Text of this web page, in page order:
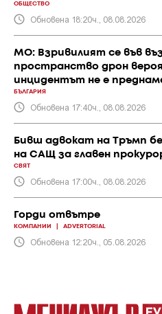
ОБЩЕСТВО
Обновена 18:20ч., 08.08.2026
МО: Взривилият се във
пространство дрон
инцидентът не е
БЪЛГАРИЯ
Обновена 17:40ч., 08.08.2026
Бивш адвокат на Тръмп
на САЩ за главен
СВЯТ
Обновена 17:00ч., 08.08.2026
Горди отвътре
КОМПАНИИ ADVERTORIAL
Обновена 12:20ч., 05.08.2026